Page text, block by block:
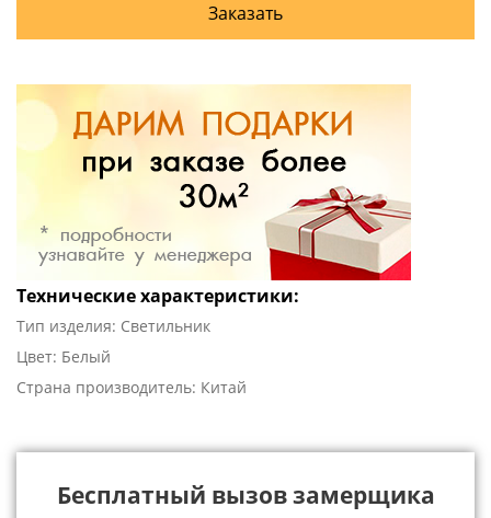
Заказать
Технические характеристики:
Тип изделия: Светильник
Цвет: Белый
Страна производитель: Китай
Бесплатный вызов замерщика